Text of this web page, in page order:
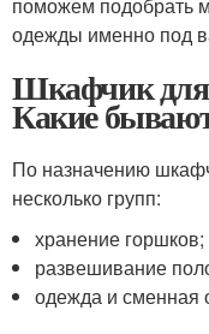
одежды именно под
Шкафчик для
Какие
По назначению
несколько групп:
хранение горшков;
развешивание
одежда и сменная